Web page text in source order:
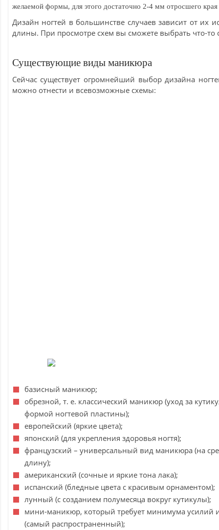
желаемой формы, для этого достаточно 2-4 мм отросшего края
Дизайн ногтей в большинстве случаев зависит от их
длины. При просмотре схем вы сможете выбрать что-то
Существующие виды маникюра
Сейчас существует огромнейший выбор дизайна
можно отнести и всевозможные схемы:
базисный маникюр;
обрезной, т. е. классический маникюр (уход за
формой ногтевой пластины);
европейский (яркие цвета);
японский (для укрепления здоровья ногтя);
французский – универсальный вид маникюра (на
длину);
американский (сочные и яркие тона лака);
испанский (бледные цвета с красивым орнаментом);
лунный (с созданием полумесяца вокруг кутикулы);
мини-маникюр, который требует минимума усилий и
(самый распространенный);